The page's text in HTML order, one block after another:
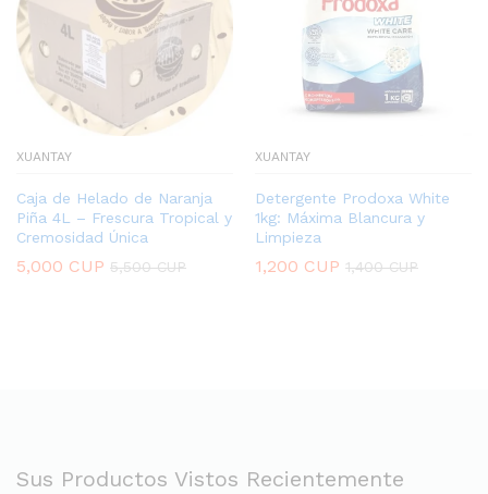
XUANTAY
Caja de Helado de Naranja
Piña 4L – Frescura Tropical y
Cremosidad Única
5,000 CUP 5,500CUP
XUANTAY
Detergente Prodoxa White
1kg: Máxima Blancura y
Limpieza
1,200 CUP 1,400CUP
Sus Productos Vistos Recientemente